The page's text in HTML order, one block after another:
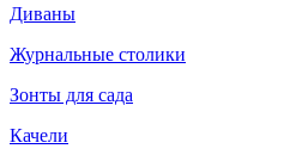
Диваны
Журнальные столики
Зонты для сада
Качели